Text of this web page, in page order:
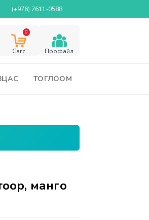
(+976) 7611-0588
0
Cагс Профайл
ТОГЛООМ
манго